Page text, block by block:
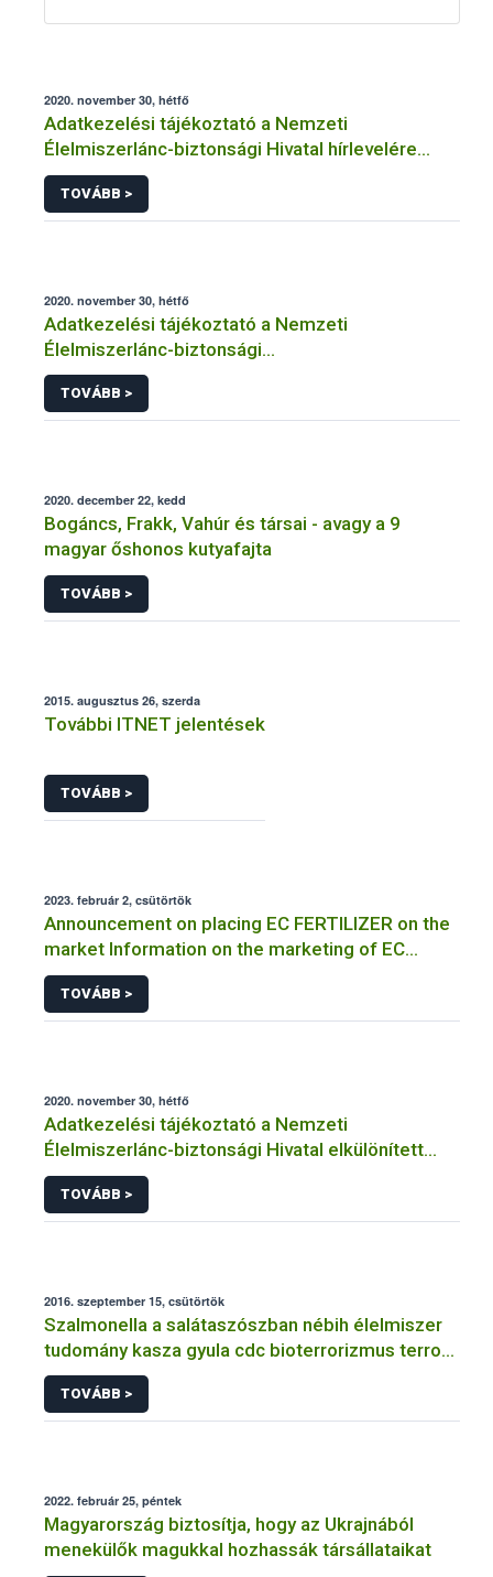
2020. november 30, hétfő
Adatkezelési tájékoztató a Nemzeti
Élelmiszerlánc-biztonsági Hivatal hírlevelére
történő regisztrációhoz kapcsolódó
adatkezelések vonatkozásában
TOVÁBB >
2020. november 30, hétfő
Adatkezelési tájékoztató a Nemzeti
Élelmiszerlánc-biztonsági
Hivatal tevékenységéhez kötődő érintetti jogok
gyakorlásával összefüggő adatkezeléseihez
TOVÁBB >
2020. december 22, kedd
Bogáncs, Frakk, Vahúr és társai - avagy a 9
magyar őshonos kutyafajta
TOVÁBB >
2015. augusztus 26, szerda
További ITNET jelentések
TOVÁBB >
2023. február 2, csütörtök
Announcement on placing EC FERTILIZER on the
market Information on the marketing of EC
FERTILIZER and the application for a certificate
TOVÁBB >
2020. november 30, hétfő
Adatkezelési tájékoztató a Nemzeti
Élelmiszerlánc-biztonsági Hivatal elkülönített
visszaélés-bejelentési rendszerhez kapcsolódó
adatkezeléséhez
TOVÁBB >
2016. szeptember 15, csütörtök
Szalmonella a salátaszószban nébih élelmiszer
tudomány kasza gyula cdc bioterrorizmus terror
lépfene
TOVÁBB >
2022. február 25, péntek
Magyarország biztosítja, hogy az Ukrajnából
menekülők magukkal hozhassák társállataikat